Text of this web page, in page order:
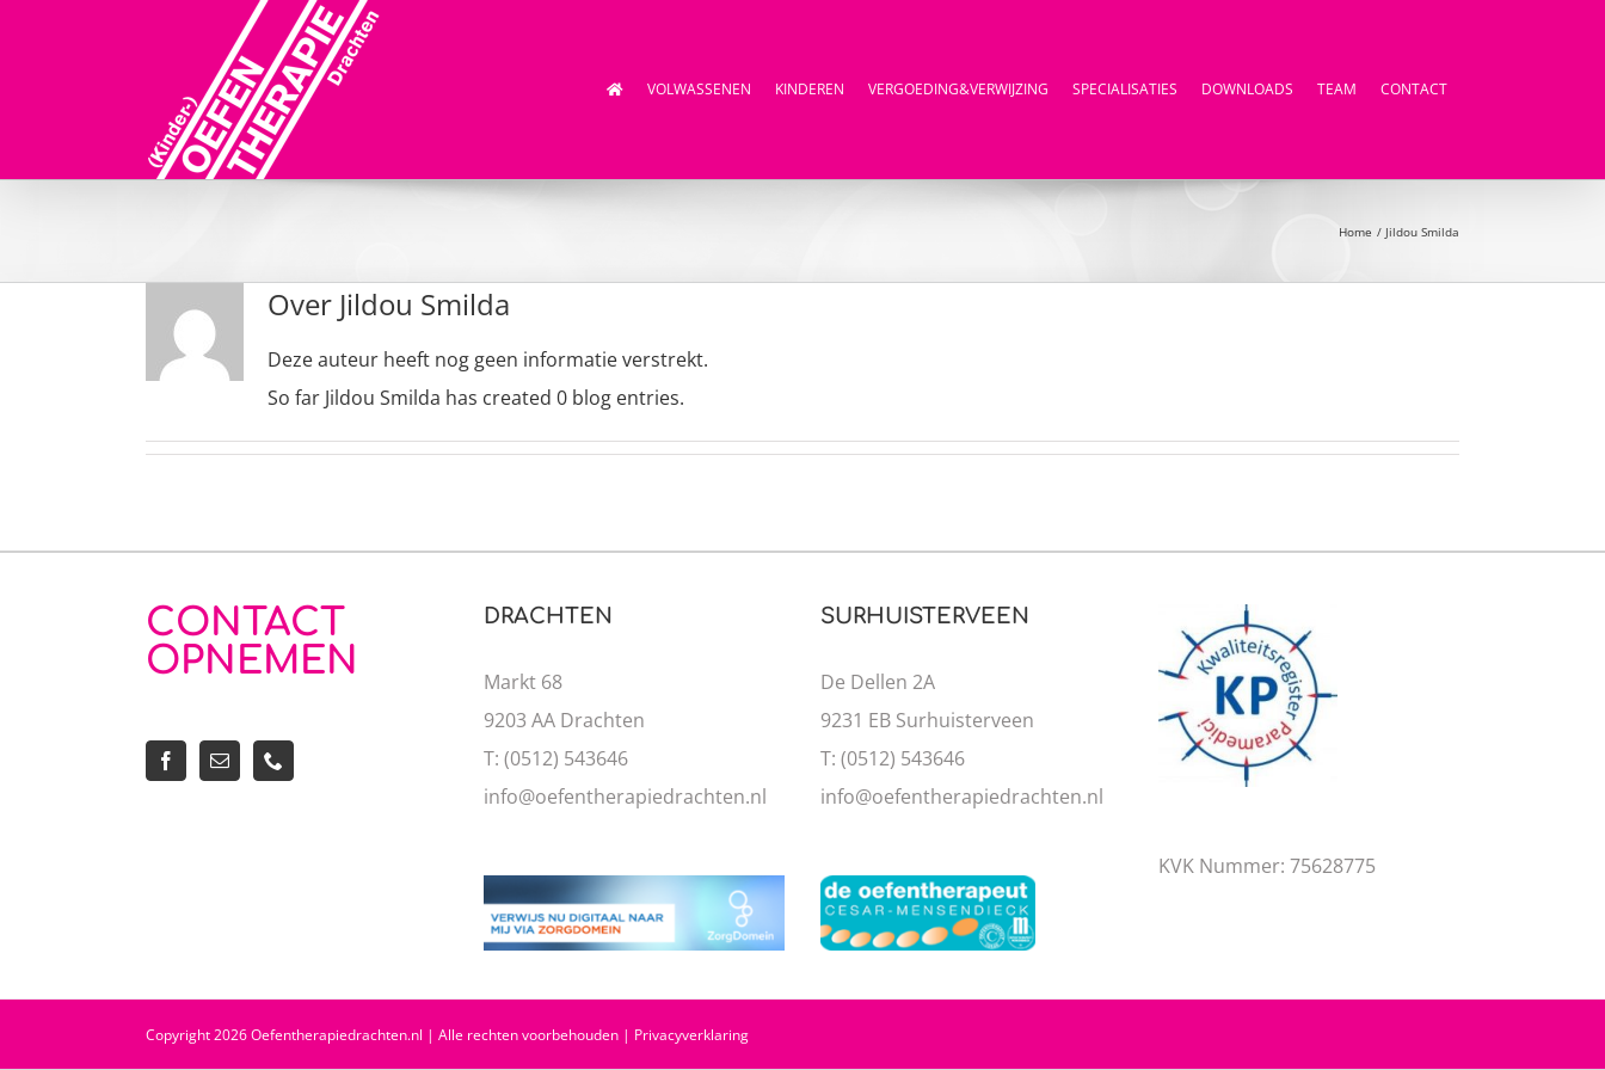
VOLWASSENEN KINDEREN VERGOEDING&VERWIJZING SPECIALISATIES DOWNLOADS TEAM CONTACT
Home Jildou Smilda
Over Jildou Smilda
Deze auteur heeft nog geen informatie verstrekt.
So far Jildou Smilda has created 0 blog entries.
CONTACT
OPNEMEN
DRACHTEN
Markt 68
9203 AA Drachten
T: (0512) 543646
info@oefentherapiedrachten.nl
SURHUISTERVEEN
De Dellen 2A
9231 EB Surhuisterveen
T: (0512) 543646
info@oefentherapiedrachten.nl
KVK Nummer: 75628775
Copyright 2026 Oefentherapiedrachten.nl | Alle rechten voorbehouden | Privacyverklaring